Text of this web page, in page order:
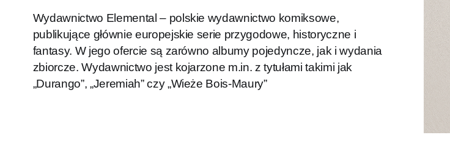
Wydawnictwo Elemental – polskie wydawnictwo komiksowe,
publikujące głównie europejskie serie przygodowe, historyczne i
fantasy. W jego ofercie są zarówno albumy pojedyncze, jak i wydania
zbiorcze. Wydawnictwo jest kojarzone m.in. z tytułami takimi jak
„Durango”, „Jeremiah” czy „Wieże Bois-Maury”